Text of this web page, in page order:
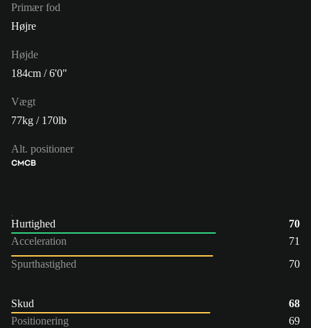
Primær fod
Højre
Højde
184cm / 6'0"
Vægt
77kg / 170lb
Alt. positioner
CMCB
Hurtighed
70
Acceleration
71
Spurthastighed
70
Skud
68
Positionering
69